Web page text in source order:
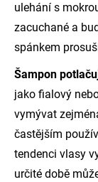
ulehání s
zacuchané a
spánkem
Šampon
jako fialový
vymývat
častějším
tendenci vlasy
určité době